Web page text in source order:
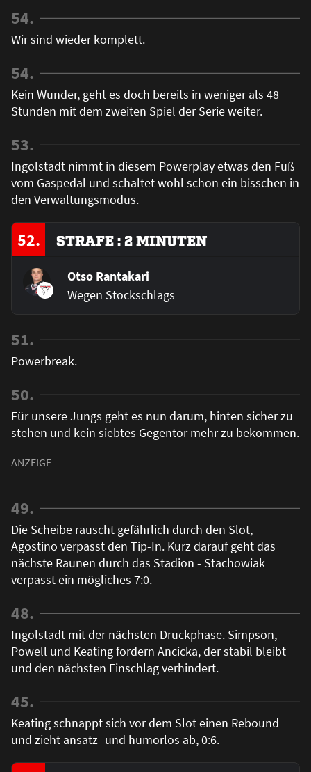
54.
Wir sind wieder komplett.
54.
Kein Wunder, geht es doch bereits in weniger als 48
Stunden mit dem zweiten Spiel der Serie weiter.
53.
Ingolstadt nimmt in diesem Powerplay etwas den Fuß
vom Gaspedal und schaltet wohl schon ein bisschen in
den Verwaltungsmodus.
52. STRAFE : 2 MINUTEN
Otso Rantakari
Wegen Stockschlags
51.
Powerbreak.
50.
Für unsere Jungs geht es nun darum, hinten sicher zu
stehen und kein siebtes Gegentor mehr zu bekommen.
49.
Die Scheibe rauscht gefährlich durch den Slot,
Agostino verpasst den Tip-In. Kurz darauf geht das
nächste Raunen durch das Stadion - Stachowiak
verpasst ein mögliches 7:0.
48.
Ingolstadt mit der nächsten Druckphase. Simpson,
Powell und Keating fordern Ancicka, der stabil bleibt
und den nächsten Einschlag verhindert.
45.
Keating schnappt sich vor dem Slot einen Rebound
und zieht ansatz- und humorlos ab, 0:6.